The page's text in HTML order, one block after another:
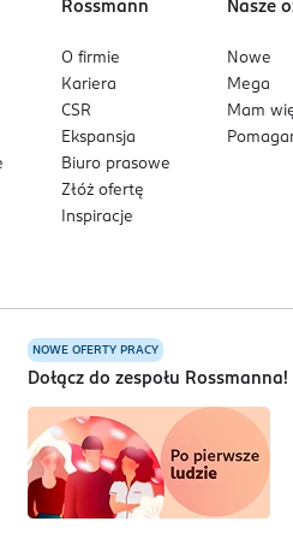
Rossmann
O firmie
Kariera
CSR
Ekspansja
Biuro prasowe
Złóż ofertę
Inspiracje
Nasze
Nowe
Mega
Mam
NOWE OFERTY PRACY
Dołącz do zespołu Rossmanna!